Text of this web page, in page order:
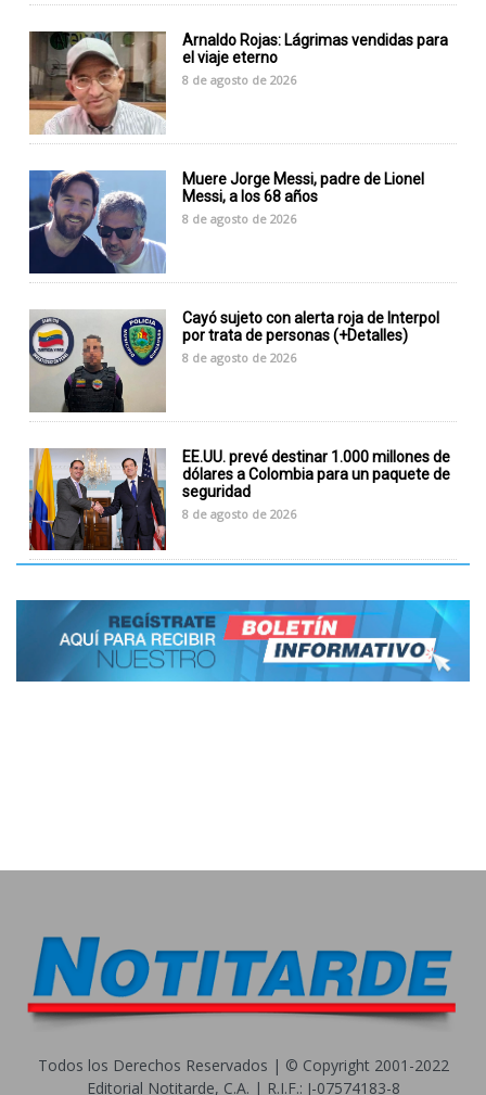
Arnaldo Rojas: Lágrimas vendidas para
el viaje eterno
8 de agosto de 2026
Muere Jorge Messi, padre de Lionel
Messi, a los 68 años
8 de agosto de 2026
Cayó sujeto con alerta roja de Interpol
por trata de personas (+Detalles)
8 de agosto de 2026
EE.UU. prevé destinar 1.000 millones de
dólares a Colombia para un paquete de
seguridad
8 de agosto de 2026
Todos los Derechos Reservados | © Copyright 2001-2022
Editorial Notitarde, C.A. | R.I.F.: J-07574183-8